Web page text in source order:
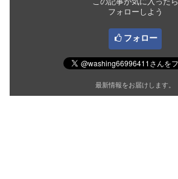
フォローしよう
フォロー
最新情報をお届けします。